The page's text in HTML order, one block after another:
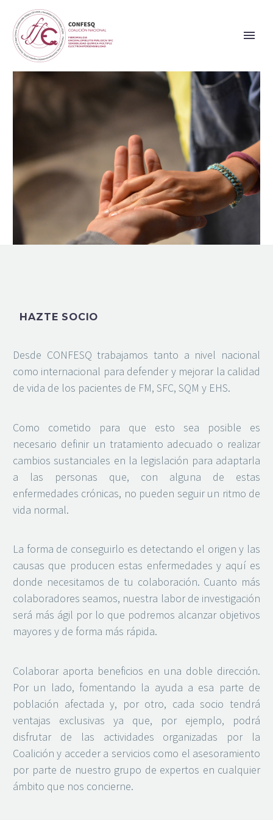
HAZTE SOCIO
Desde CONFESQ trabajamos tanto a nivel nacional
como internacional para defender y mejorar la calidad
de vida de los pacientes de FM, SFC, SQM y EHS.
Como cometido para que esto sea posible es
necesario definir un tratamiento adecuado o realizar
cambios sustanciales en la legislación para adaptarla
a las personas que, con alguna de estas
enfermedades crónicas, no pueden seguir un ritmo de
vida normal.
La forma de conseguirlo es detectando el origen y las
causas que producen estas enfermedades y aquí es
donde necesitamos de tu colaboración. Cuanto más
colaboradores seamos, nuestra labor de investigación
será más ágil por lo que podremos alcanzar objetivos
mayores y de forma más rápida.
Colaborar aporta beneficios en una doble dirección.
Por un lado, fomentando la ayuda a esa parte de
población afectada y, por otro, cada socio tendrá
ventajas exclusivas ya que, por ejemplo, podrá
disfrutar de las actividades organizadas por la
Coalición y acceder a servicios como el asesoramiento
por parte de nuestro grupo de expertos en cualquier
ámbito que nos concierne.